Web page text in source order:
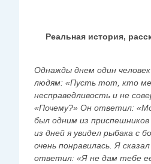
Реальная история,
Однажды днем один
людям: «Пусть тот, кто
несправедливость и не
«Почему?» Он ответил:
был одним из
из дней я увидел рыбака с
очень понравилась. Я
ответил: «Я не дам тебе